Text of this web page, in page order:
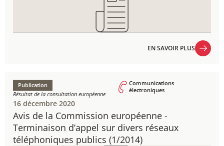
EN SAVOIR PLUS
Avis de la Commission européenne - ​
Terminaison d’appel sur divers réseaux
téléphoniques publics (1/2014)
Publication
Résultat de la consultation européenne
Communications
électroniques
16 décembre 2020